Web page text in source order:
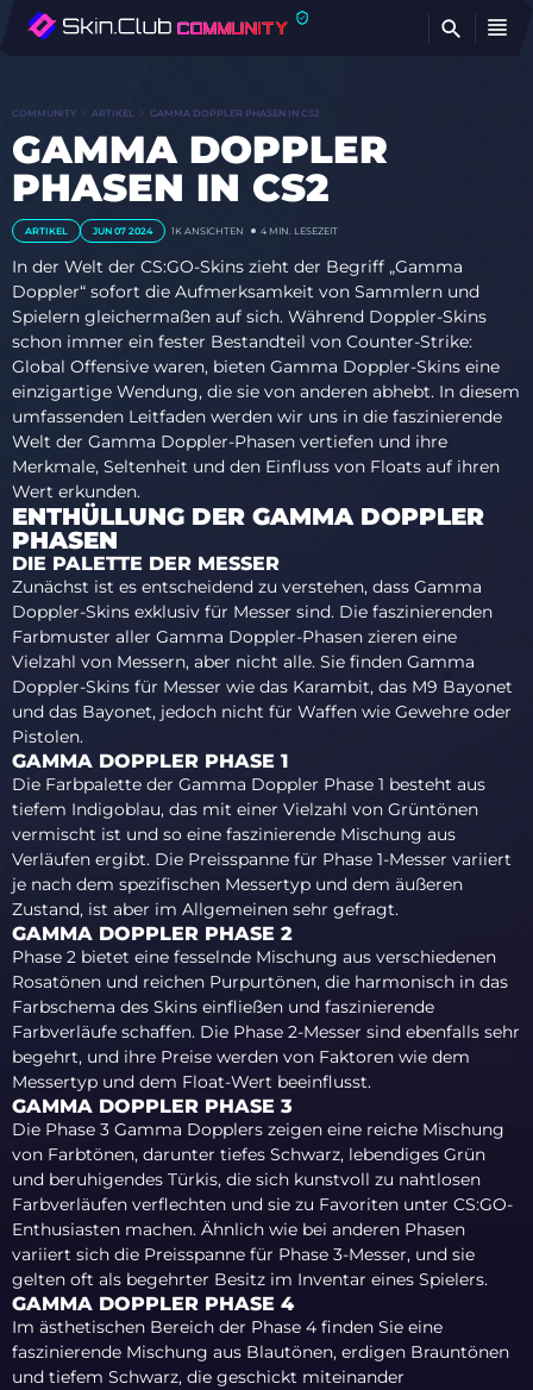
COMMUNITY ARTIKEL GAMMA DOPPLER PHASEN IN CS2
GAMMA DOPPLER
PHASEN IN CS2
ARTIKEL JUN 07 2024 1K ANSICHTEN 4 MIN. LESEZEIT
In der Welt der CS:GO-Skins zieht der Begriff „Gamma
Doppler“ sofort die Aufmerksamkeit von Sammlern und
Spielern gleichermaßen auf sich. Während Doppler-Skins
schon immer ein fester Bestandteil von Counter-Strike:
Global Offensive waren, bieten Gamma Doppler-Skins eine
einzigartige Wendung, die sie von anderen abhebt. In diesem
umfassenden Leitfaden werden wir uns in die faszinierende
Welt der Gamma Doppler-Phasen vertiefen und ihre
Merkmale, Seltenheit und den Einfluss von Floats auf ihren
Wert erkunden.
ENTHÜLLUNG DER GAMMA DOPPLER
PHASEN
DIE PALETTE DER MESSER
Zunächst ist es entscheidend zu verstehen, dass Gamma
Doppler-Skins exklusiv für Messer sind. Die faszinierenden
Farbmuster aller Gamma Doppler-Phasen zieren eine
Vielzahl von Messern, aber nicht alle. Sie finden Gamma
Doppler-Skins für Messer wie das Karambit, das M9 Bayonet
und das Bayonet, jedoch nicht für Waffen wie Gewehre oder
Pistolen.
GAMMA DOPPLER PHASE 1
Die Farbpalette der Gamma Doppler Phase 1 besteht aus
tiefem Indigoblau, das mit einer Vielzahl von Grüntönen
vermischt ist und so eine faszinierende Mischung aus
Verläufen ergibt. Die Preisspanne für Phase 1-Messer variiert
je nach dem spezifischen Messertyp und dem äußeren
Zustand, ist aber im Allgemeinen sehr gefragt.
GAMMA DOPPLER PHASE 2
Phase 2 bietet eine fesselnde Mischung aus verschiedenen
Rosatönen und reichen Purpurtönen, die harmonisch in das
Farbschema des Skins einfließen und faszinierende
Farbverläufe schaffen. Die Phase 2-Messer sind ebenfalls sehr
begehrt, und ihre Preise werden von Faktoren wie dem
Messertyp und dem Float-Wert beeinflusst.
GAMMA DOPPLER PHASE 3
Die Phase 3 Gamma Dopplers zeigen eine reiche Mischung
von Farbtönen, darunter tiefes Schwarz, lebendiges Grün
und beruhigendes Türkis, die sich kunstvoll zu nahtlosen
Farbverläufen verflechten und sie zu Favoriten unter CS:GO-
Enthusiasten machen. Ähnlich wie bei anderen Phasen
variiert sich die Preisspanne für Phase 3-Messer, und sie
gelten oft als begehrter Besitz im Inventar eines Spielers.
GAMMA DOPPLER PHASE 4
Im ästhetischen Bereich der Phase 4 finden Sie eine
faszinierende Mischung aus Blautönen, erdigen Brauntönen
und tiefem Schwarz, die geschickt miteinander